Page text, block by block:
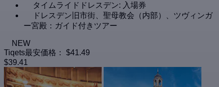
タイムライドドレスデン: 入場券
ドレスデン旧市街、聖母教会（内部）、ツヴィンガ
ー宮殿：ガイド付きツアー
NEW
Tiqets最安価格：
$41.49
$39.41